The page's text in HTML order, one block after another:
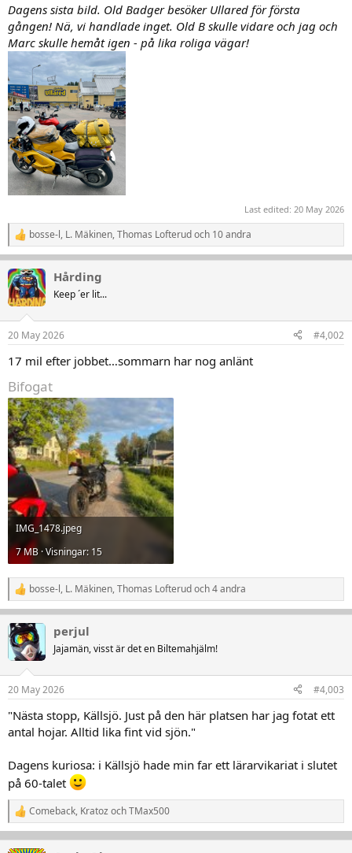
Dagens sista bild. Old Badger besöker Ullared för första
gången! Nä, vi handlade inget. Old B skulle vidare och jag och
Marc skulle hemåt igen - på lika roliga vägar!
Last edited: 20 May 2026
R
e
k
t
i
e
bosse-l, L. Mäkinen,Thomas Lofterudoch 10 andra
Hårding
Keep ´er lit...
20 May 2026 #4,002
17 mil efter jobbet…sommarn har nog anlänt
Bifogat
IMG_1478.jpeg
7 MB · Visningar: 15
R
e
k
t
i
e
:
bosse-l, L. Mäkinen,Thomas Lofterudoch 4 andra
perjul
Jajamän, visst är det en Biltemahjälm!
20 May 2026 #4,003
"Nästa stopp, Källsjö. Just på den här platsen har jag fotat ett
antal hojar. Alltid lika fint vid sjön."
Dagens kuriosa: i Källsjö hade min far ett lärarvikariat i slutet
på 60-talet
R
e
a
Comeback, Kratoz ochTMax500